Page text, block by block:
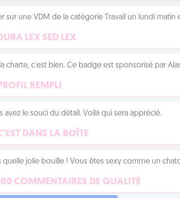
sur une VDM de la catégorie Travail un lundi matin
LEX SED LEX
charte, c'est bien. Ce badge est sponsorisé par
REMPLI
avez le souci du détail. Voilà qui sera apprécié.
DANS LA BOÎTE
quelle jolie bouille ! Vous êtes sexy comme un
COMMENTAIRES DE QUALITÉ